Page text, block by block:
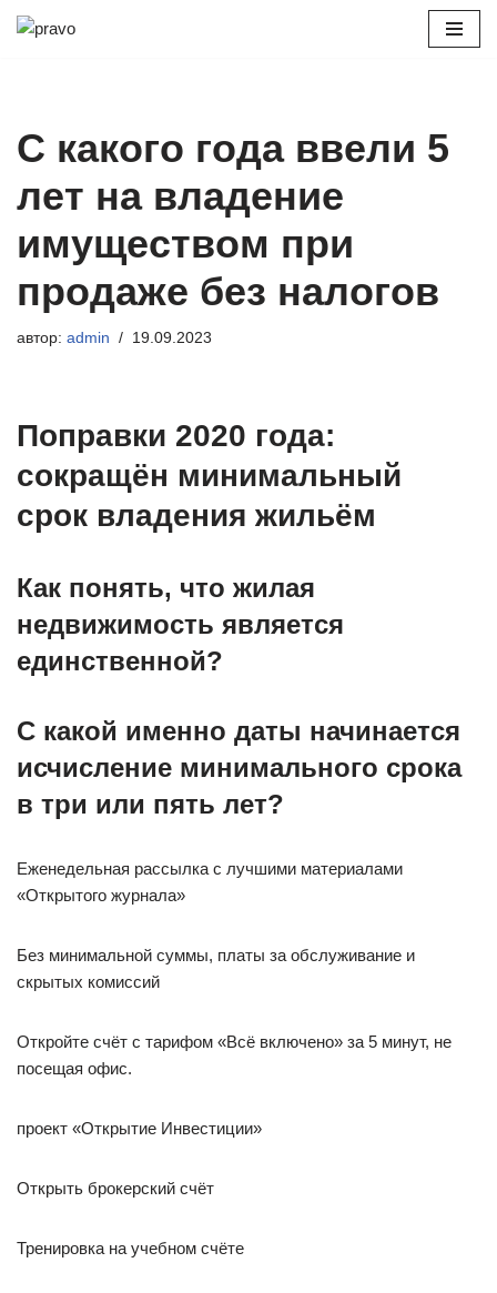
С какого года ввели 5
лет на владение
имуществом при
продаже без налогов
автор: admin 19.09.2023
Поправки 2020 года:
сокращён минимальный
срок владения жильём
Как понять, что жилая
недвижимость является
единственной?
С какой именно даты начинается
исчисление минимального срока
в три или пять лет?
Еженедельная рассылка с лучшими материалами
«Открытого журнала»
Без минимальной суммы, платы за обслуживание и
скрытых комиссий
Откройте счёт с тарифом «Всё включено» за 5 минут, не
посещая офис.
проект «Открытие Инвестиции»
Открыть брокерский счёт
Тренировка на учебном счёте